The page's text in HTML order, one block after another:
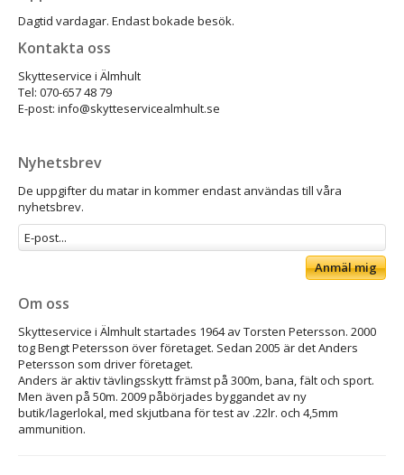
Dagtid vardagar. Endast bokade besök.
Kontakta oss
Skytteservice i Älmhult
Tel: 070-657 48 79
E-post: info@skytteservicealmhult.se
Nyhetsbrev
De uppgifter du matar in kommer endast användas till våra
nyhetsbrev.
Anmäl mig
Om oss
Skytteservice i Älmhult startades 1964 av Torsten Petersson. 2000
tog Bengt Petersson över företaget. Sedan 2005 är det Anders
Petersson som driver företaget.
Anders är aktiv tävlingsskytt främst på 300m, bana, fält och sport.
Men även på 50m. 2009 påbörjades byggandet av ny
butik/lagerlokal, med skjutbana för test av .22lr. och 4,5mm
ammunition.